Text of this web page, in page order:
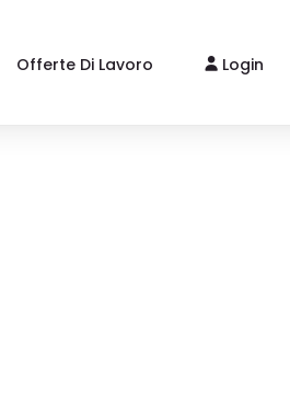
Offerte Di Lavoro Login